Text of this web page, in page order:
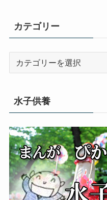
カテゴリー
水子供養